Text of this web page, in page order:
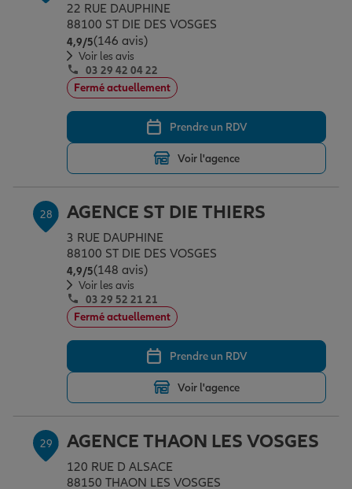
22 RUE DAUPHINE
88100 ST DIE DES VOSGES
4,9/5Note de 4.9 sur 5
(146 avis)
Voir les avis
03 29 42 04 22
Fermé actuellement
Prendre un RDV
Voir l'agence
28 AGENCE ST DIE THIERS
3 RUE DAUPHINE
88100 ST DIE DES VOSGES
4,9/5Note de 4.9 sur 5
(148 avis)
Voir les avis
03 29 52 21 21
Fermé actuellement
Prendre un RDV
Voir l'agence
29 AGENCE THAON LES VOSGES
120 RUE D ALSACE
88150 THAON LES VOSGES